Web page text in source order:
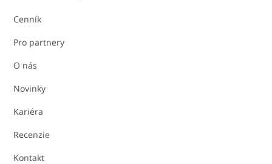
Cenník
Pro partnery
O nás
Novinky
Kariéra
Recenzie
Kontakt